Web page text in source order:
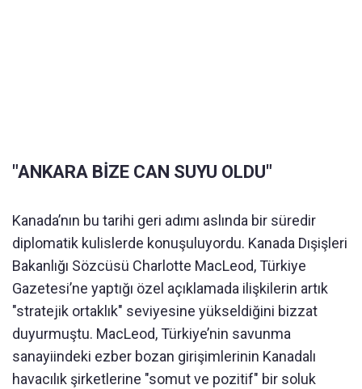
"ANKARA BİZE CAN SUYU OLDU"
Kanada’nın bu tarihi geri adımı aslında bir süredir
diplomatik kulislerde konuşuluyordu. Kanada Dışişleri
Bakanlığı Sözcüsü Charlotte MacLeod, Türkiye
Gazetesi’ne yaptığı özel açıklamada ilişkilerin artık
"stratejik ortaklık" seviyesine yükseldiğini bizzat
duyurmuştu. MacLeod, Türkiye’nin savunma
sanayiindeki ezber bozan girişimlerinin Kanadalı
havacılık şirketlerine "somut ve pozitif" bir soluk